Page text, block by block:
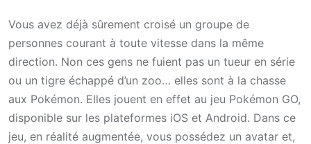
Vous avez déjà sûrement croisé un groupe de
personnes courant à toute vitesse dans la même
direction. Non ces gens ne fuient pas un tueur en série
ou un tigre échappé d’un zoo… elles sont à la chasse
aux Pokémon. Elles jouent en effet au jeu Pokémon GO,
disponible sur les plateformes iOS et Android. Dans ce
jeu, en réalité augmentée, vous possédez un avatar et,